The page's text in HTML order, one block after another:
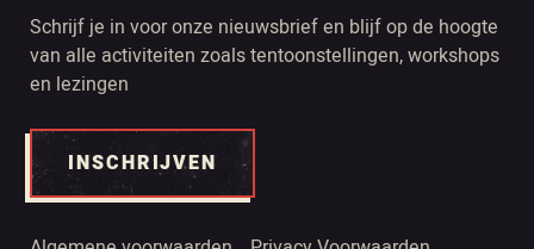
Schrijf je in voor onze nieuwsbrief en blijf op de hoogte
van alle activiteiten zoals tentoonstellingen, workshops
en lezingen
INSCHRIJVEN